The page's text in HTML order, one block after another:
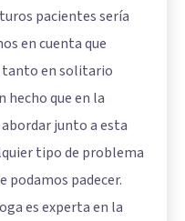
pacientes sería
en cuenta que
tanto en solitario
hecho que en la
junto a esta
tipo de problema
podamos padecer.
es experta en la